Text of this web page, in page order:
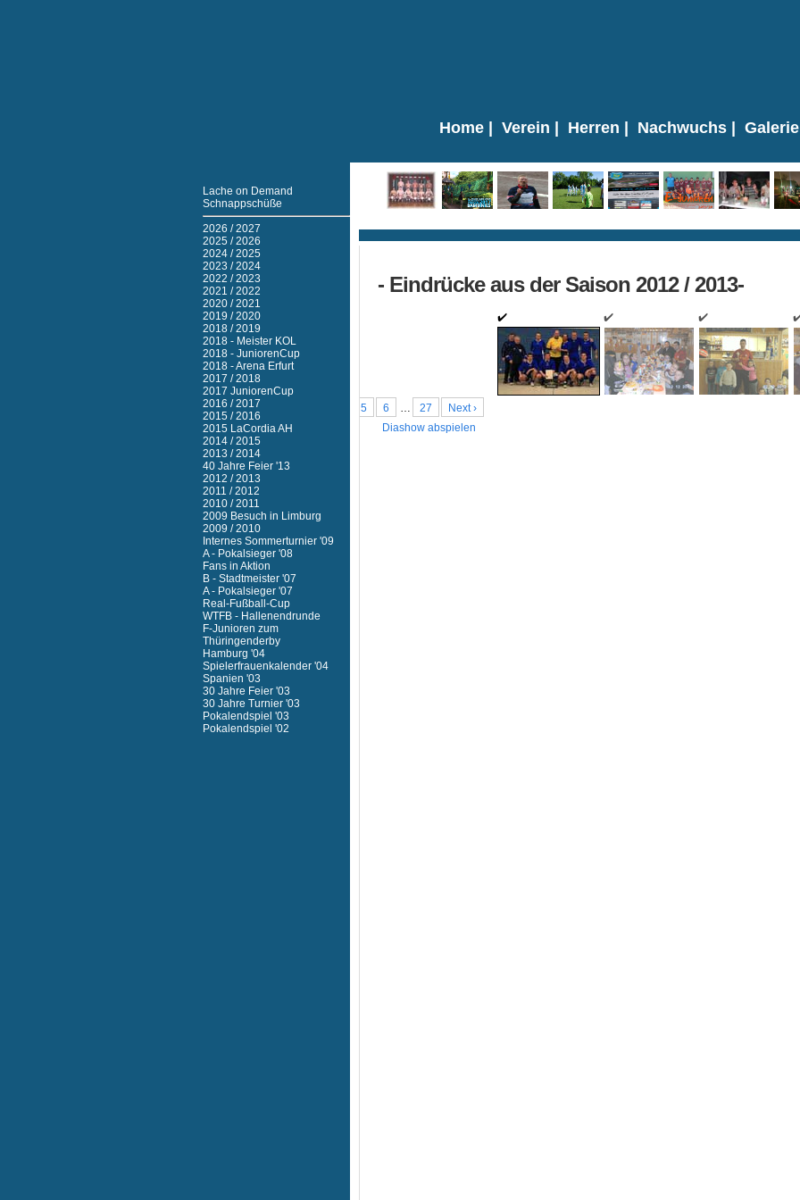
Home Verein Herren Nachwuchs Galerie
Lache on Demand
Schnappschüße
2026 / 2027
2025 / 2026
2024 / 2025
2023 / 2024
2022 / 2023
2021 / 2022
2020 / 2021
2019 / 2020
2018 / 2019
2018 - Meister KOL
2018 - JuniorenCup
2018 - Arena Erfurt
2017 / 2018
2017 JuniorenCup
2016 / 2017
2015 / 2016
2015 LaCordia AH
2014 / 2015
2013 / 2014
40 Jahre Feier '13
2012 / 2013
2011 / 2012
2010 / 2011
2009 Besuch in Limburg
2009 / 2010
Internes Sommerturnier '09
A - Pokalsieger '08
Fans in Aktion
B - Stadtmeister '07
A - Pokalsieger '07
Real-Fußball-Cup
WTFB - Hallenendrunde
F-Junioren zum
Thüringenderby
Hamburg '04
Spielerfrauenkalender '04
Spanien '03
30 Jahre Feier '03
30 Jahre Turnier '03
Pokalendspiel '03
Pokalendspiel '02
- Eindrücke aus der Saison 2012 / 2013-
5 6 … 27
Next ›
Diashow abspielen